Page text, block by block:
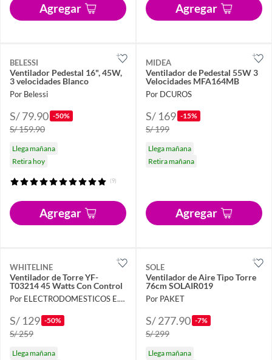
Agregar Agregar
BELESSI
Ventilador Pedestal 16", 45W,
3 velocidades Blanco
Por Belessi
S/ 79.90 -50%
S/ 159.90
Llega mañana
Retira hoy
(9)
Agregar
MIDEA
Ventilador de Pedestal 55W 3
Velocidades MFA164MB
Por DCUROS
S/ 169 -15%
S/ 199
Llega mañana
Retira mañana
Agregar
WHITELINE
Ventilador de Torre YF-
T03214 45 Watts Con Control
Por ELECTRODOMESTICOS E.I.R.L
S/ 129 -50%
S/ 259
Llega mañana
SOLE
Ventilador de Aire Tipo Torre
76cm SOLAIR019
Por PAKET
S/ 277.90 -7%
S/ 299
Llega mañana